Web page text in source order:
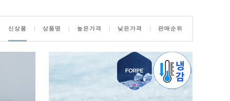
신상품 상품명 높은가격 낮은가격 판매순위